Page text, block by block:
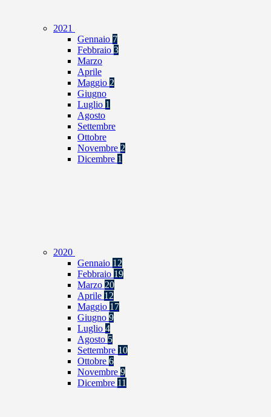
2021
Gennaio 7
Febbraio 3
Marzo
Aprile
Maggio 2
Giugno
Luglio 1
Agosto
Settembre
Ottobre
Novembre 2
Dicembre 1
2020
Gennaio 12
Febbraio 19
Marzo 20
Aprile 12
Maggio 17
Giugno 9
Luglio 4
Agosto 5
Settembre 10
Ottobre 6
Novembre 9
Dicembre 11